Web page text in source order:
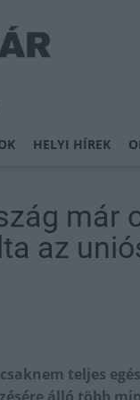
HELYI HÍREK
már
az
teljes